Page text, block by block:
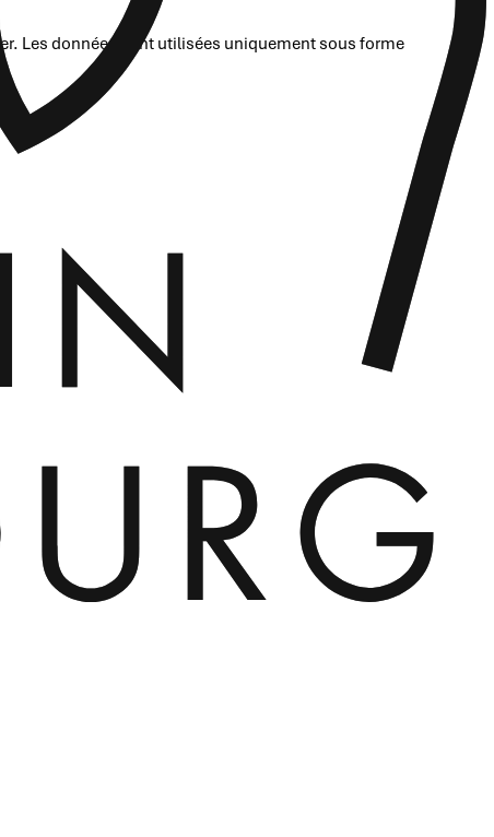
Les données sont utilisées uniquement sous forme